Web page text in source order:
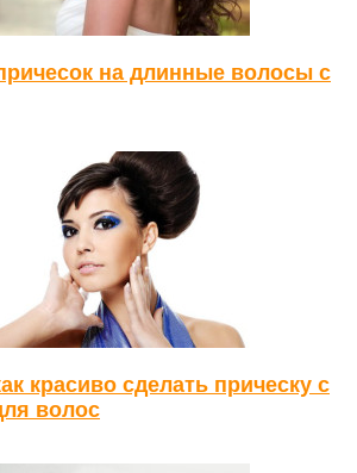
на длинные волосы с
красиво сделать прическу с
волос